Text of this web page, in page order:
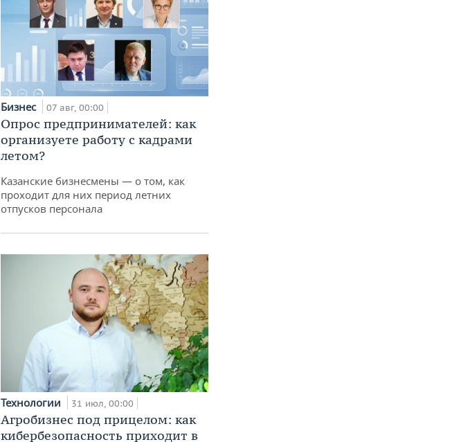
Бизнес 07 авг, 00:00
Опрос предпринимателей: как
организуете работу с кадрами
летом?
Казанские бизнесмены — о том, как
проходит для них период летних
отпусков персонала
Технологии 31 июл, 00:00
Агробизнес под прицелом: как
кибербезопасность приходит в